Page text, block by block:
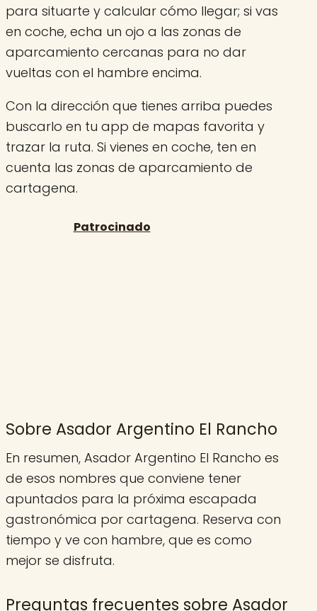
para situarte y calcular cómo llegar; si vas
en coche, echa un ojo a las zonas de
aparcamiento cercanas para no dar
vueltas con el hambre encima.
Con la dirección que tienes arriba puedes
buscarlo en tu app de mapas favorita y
trazar la ruta. Si vienes en coche, ten en
cuenta las zonas de aparcamiento de
cartagena.
Sobre Asador Argentino El Rancho
En resumen, Asador Argentino El Rancho es
de esos nombres que conviene tener
apuntados para la próxima escapada
gastronómica por cartagena. Reserva con
tiempo y ve con hambre, que es como
mejor se disfruta.
Preguntas frecuentes sobre Asador